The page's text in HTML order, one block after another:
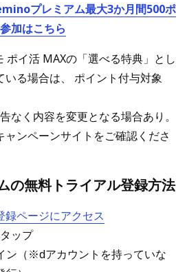
プレミアム最大3か月間500ポ
加はこちら
イ活 MAXの「選べる特典」とし
る場合は、 ポイント付与対象
なく内容を変更となる場合あり。
ンペーンサイトをご確認くださ
の無料トライアル登録方法
ページにアクセス
ップ
ン（※dアカウントを持っていな